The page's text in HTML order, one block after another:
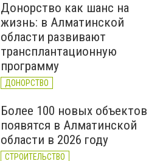
Донорство как шанс на
жизнь: в Алматинской
области развивают
трансплантационную
программу
ДОНОРСТВО
Более 100 новых объектов
появятся в Алматинской
области в 2026 году
СТРОИТЕЛЬСТВО